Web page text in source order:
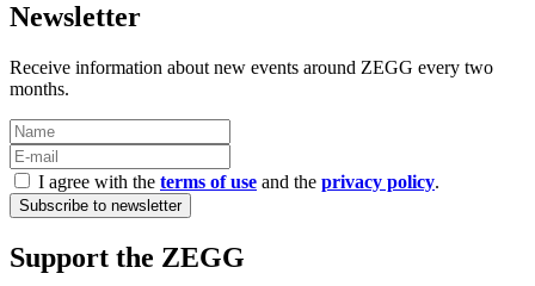
Newsletter
Receive information about new events around ZEGG every two
months.
I agree with the terms of use and the privacy policy.
Support the ZEGG